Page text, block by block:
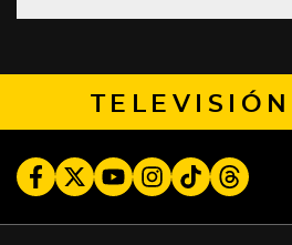
TELEVISIÓN
FacebookTwitterYoutubeInstagram
TikTokThreads